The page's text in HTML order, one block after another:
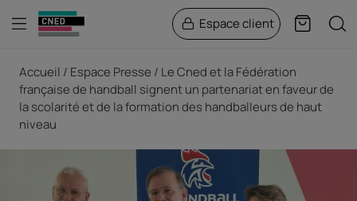
Menu Espace client Panier
Accueil Espace Presse
Le Cned et la Fédération
française de handball signent un partenariat en faveur de
la scolarité et de la formation des handballeurs de haut
niveau